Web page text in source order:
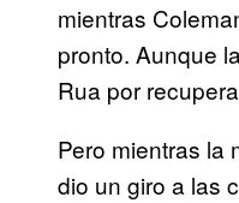
mientras
pronto. Aunque
Rua por
Pero mientras la
dio un giro a las